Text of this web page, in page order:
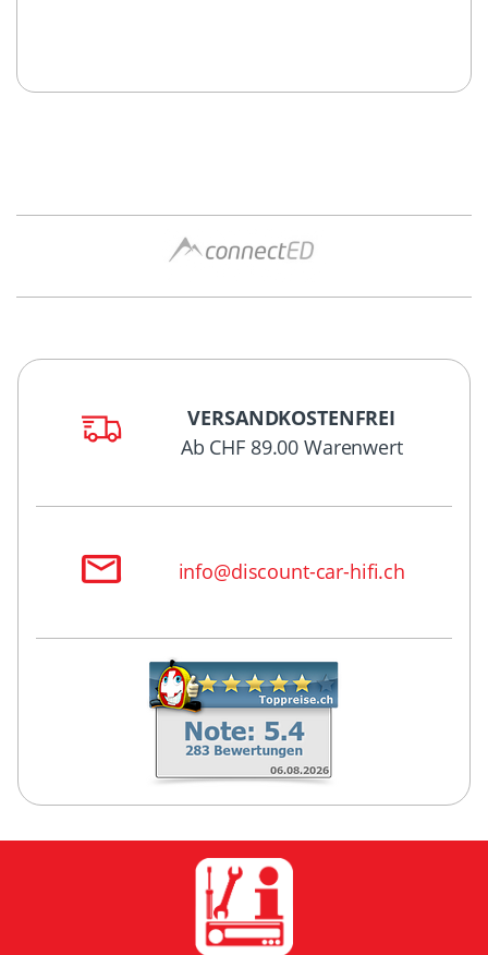
VERSANDKOSTENFREI
Ab CHF 89.00 Warenwert
info@discount-car-hifi.ch